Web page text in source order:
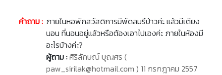
คำถาม : ภายในหอพักสวัสดิการมีพัดลมรึป่าวค่ะ แล้วมีเตียง
นอน ที่นอนอยู่แล้วหรือต้องเอาไปเองค่ะ ภายในห้องมี
อะไรบ้างค่ะ?
ผู้ถาม :ศิริลักษณ์ บุญศร (
paw_sirilak@hotmail.com ) 11 กรกฎาคม 2557